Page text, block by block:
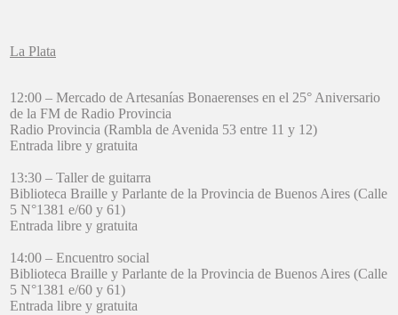
La Plata
12:00 – Mercado de Artesanías Bonaerenses en el 25° Aniversario
de la FM de Radio Provincia
Radio Provincia (Rambla de Avenida 53 entre 11 y 12)
Entrada libre y gratuita
13:30 – Taller de guitarra
Biblioteca Braille y Parlante de la Provincia de Buenos Aires (Calle
5 N°1381 e/60 y 61)
Entrada libre y gratuita
14:00 – Encuentro social
Biblioteca Braille y Parlante de la Provincia de Buenos Aires (Calle
5 N°1381 e/60 y 61)
Entrada libre y gratuita